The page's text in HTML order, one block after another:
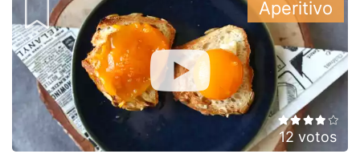
12 votos
Aperitivo